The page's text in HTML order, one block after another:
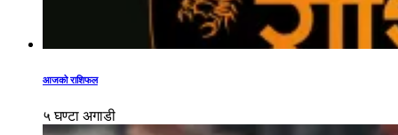
आजको राशिफल
५ घण्टा अगाडी